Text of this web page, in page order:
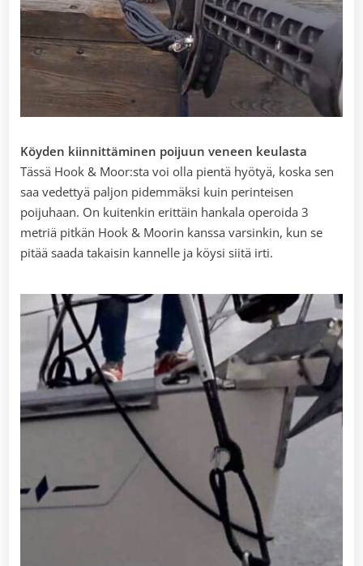
Köyden kiinnittäminen poijuun veneen keulasta
Tässä Hook & Moor:sta voi olla pientä hyötyä, koska sen
saa vedettyä paljon pidemmäksi kuin perinteisen
poijuhaan. On kuitenkin erittäin hankala operoida 3
metriä pitkän Hook & Moorin kanssa varsinkin, kun se
pitää saada takaisin kannelle ja köysi siitä irti.